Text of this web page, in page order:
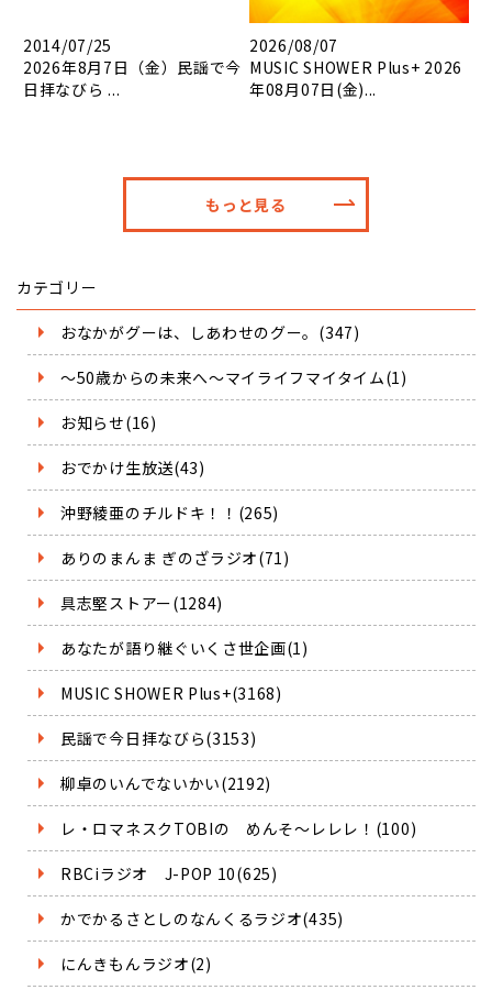
2014/07/25
2026年8月7日（金）民謡で今
日拝なびら ...
2026/08/07
MUSIC SHOWER Plus+ 2026
年08月07日(金)...
もっと見る
カテゴリー
おなかがグーは、しあわせのグー。(347)
～50歳からの未来へ～マイライフマイタイム(1)
お知らせ(16)
おでかけ生放送(43)
沖野綾亜のチルドキ！！(265)
ありのまんま ぎのざラジオ(71)
具志堅ストアー(1284)
あなたが語り継ぐいくさ世企画(1)
MUSIC SHOWER Plus+(3168)
民謡で今日拝なびら(3153)
柳卓のいんでないかい(2192)
レ・ロマネスクTOBIの めんそ～レレレ！(100)
RBCiラジオ J-POP 10(625)
かでかるさとしのなんくるラジオ(435)
にんきもんラジオ(2)